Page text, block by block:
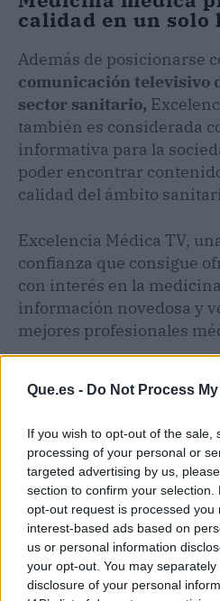
Que.es - Do Not Process
If you wish to opt-out of the sale,
processing of your personal or
targeted advertising by us,
section to confirm your
opt-out request is processed you
interest-based ads based on
us or personal information
your opt-out. You may
disclosure of your personal
calidad en un solo
Además de posicionarse
comunicación televisivo
sector sanitario,
también es considerada
informativa para la
poder encontrar
calidad del ámbito
Excelencia Médica TV,
confianza que consigue
con interés en la
información novedosa y
mejores profesionales